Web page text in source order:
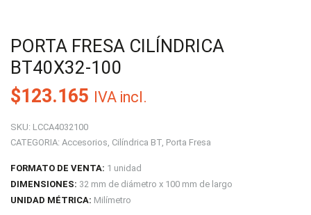
PORTA FRESA CILÍNDRICA
BT40X32-100
$123.165 IVA incl.
SKU: LCCA4032100
CATEGORIA: Accesorios, Cilíndrica BT, Porta Fresa
FORMATO DE VENTA: 1 unidad
DIMENSIONES: 32 mm de diámetro x 100 mm de largo
UNIDAD MÉTRICA: Milímetro